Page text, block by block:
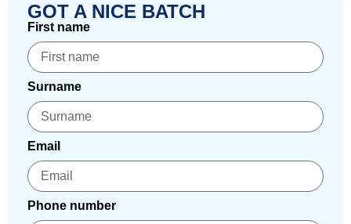
GOT A NICE BATCH
First name
Surname
Email
Phone number